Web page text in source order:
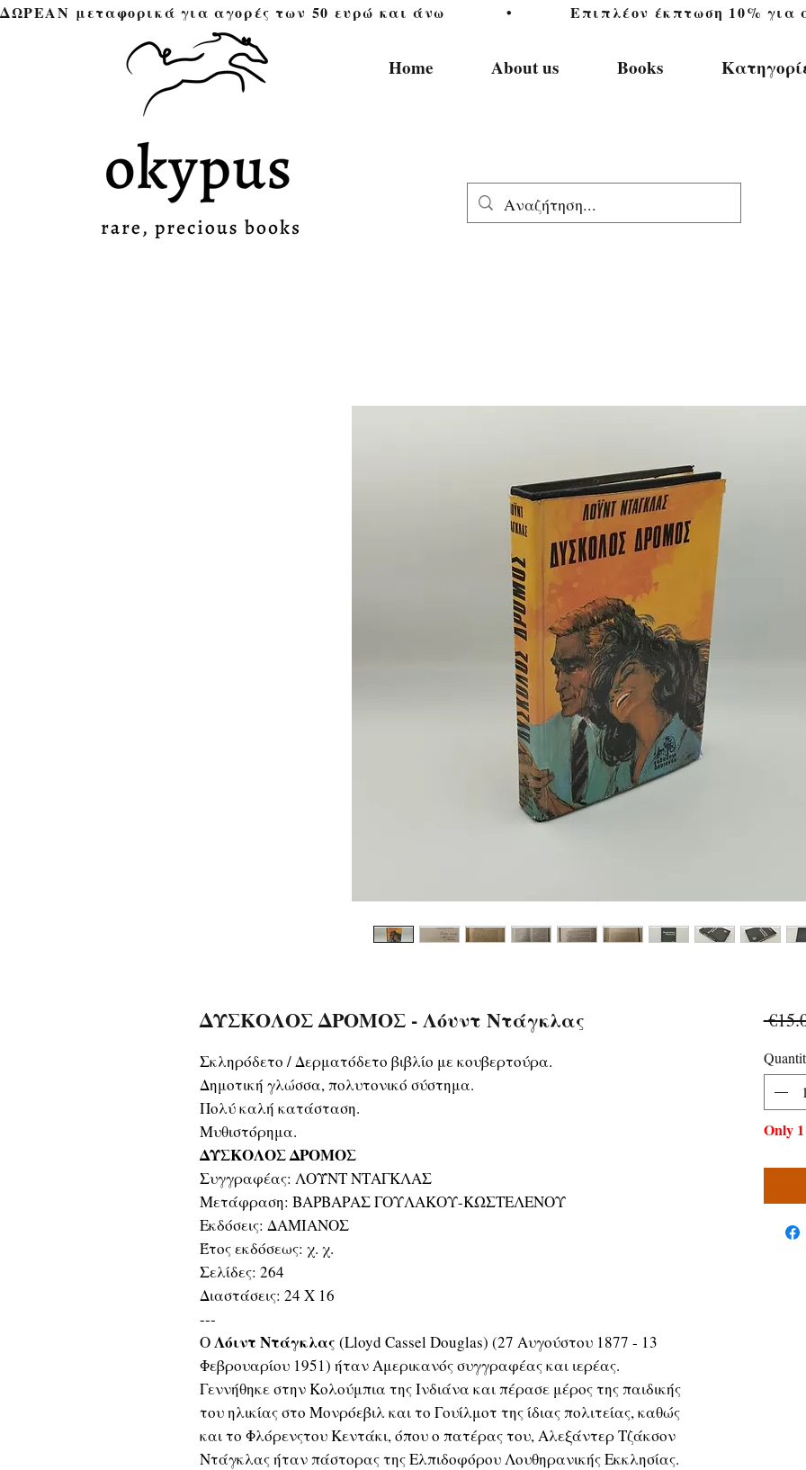
ΔΩΡΕΑΝ μεταφορικά για αγορές των 50 ευρώ και άνω            •           Επιπλέον έκπτωση 10%
Home About us Books
ΔΥΣΚΟΛΟΣ ΔΡΟΜΟΣ - Λόυντ Ντάγκλας
Σκληρόδετο / Δερματόδετο βιβλίο με κουβερτούρα.
Δημοτική γλώσσα, πολυτονικό σύστημα.
Πολύ καλή κατάσταση.
Μυθιστόρημα.
ΔΥΣΚΟΛΟΣ ΔΡΟΜΟΣ
Συγγραφέας: ΛΟΫΝΤ ΝΤΑΓΚΛΑΣ
Μετάφραση: ΒΑΡΒΑΡΑΣ ΓΟΥΛΑΚΟΥ-ΚΩΣΤΕΛΕΝΟΥ
Εκδόσεις: ΔΑΜΙΑΝΟΣ
Έτος εκδόσεως: χ. χ.
Σελίδες: 264
Διαστάσεις: 24 Χ 16
---
ΟΛόιντ Ντάγκλας (Lloyd Cassel Douglas) (27 Αυγούστου 1877 - 13
Φεβρουαρίου 1951) ήταν Αμερικανός συγγραφέας και ιερέας.
Γεννήθηκε στην Κολούμπια της Ινδιάνα και πέρασε μέρος της παιδικής
του ηλικίας στο Μονρόεβιλ και το Γουίλμοτ της ίδιας πολιτείας, καθώς
και το Φλόρενςτου Κεντάκι, όπου ο πατέρας του, Αλεξάντερ Τζάκσον
Ντάγκλας ήταν πάστορας της Ελπιδοφόρου Λουθηρανικής Εκκλησίας.
Only